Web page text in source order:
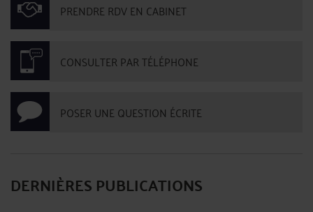
PRENDRE RDV EN CABINET
CONSULTER PAR TÉLÉPHONE
POSER UNE QUESTION ÉCRITE
DERNIÈRES PUBLICATIONS